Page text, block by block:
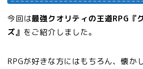
今回は最強クオリティの王道RPG『
ズ』 をご紹介しました。
RPGが好きな方にはもちろん、懐か